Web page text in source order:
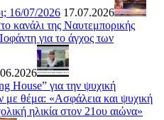
16/07/2026 17.07.2026
κανάλι της Ναυτεμπορικής
για το άγχος των
House” για την ψυχική
με θέμα: «Ασφάλεια και ψυχική
ηλικία στον 21ου αιώνα»